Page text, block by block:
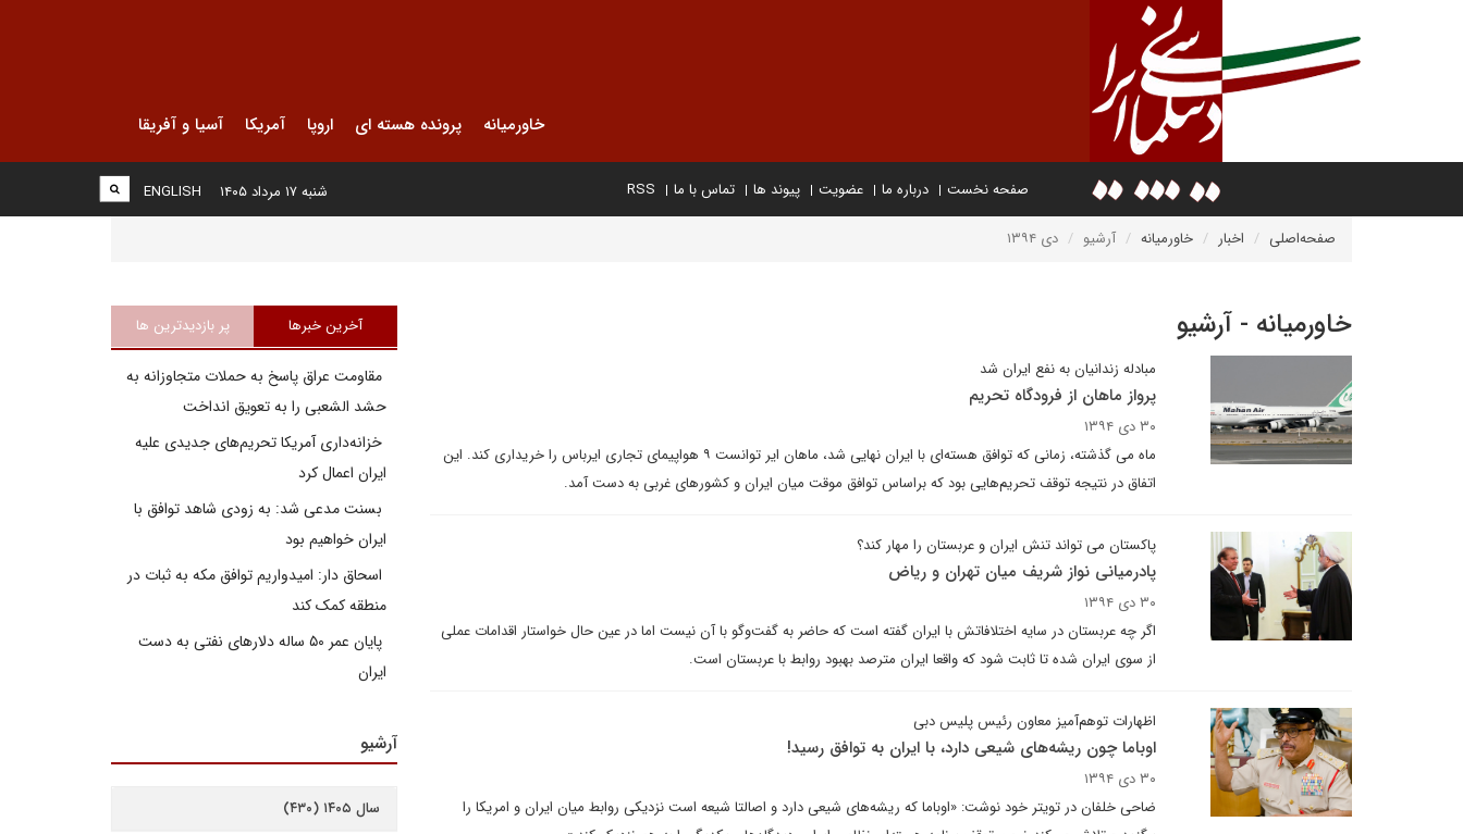
خاورمیانه پرونده هسته ای اروپا آمریکا آسیا و آفریقا
صفحه نخست درباره ما عضویت پیوند ها تماس با ما RSS
ENGLISH شنبه ۱۷ مرداد ۱۴۰۵
صفحه‌اصلی اخبار خاورمیانه آرشیو دی ۱۳۹۴
خاورمیانه - آرشیو
مبادله زندانیان به نفع ایران شد
پرواز ماهان از فرودگاه تحریم
۳۰ دی ۱۳۹۴
ماه می گذشته، زمانی که توافق هسته‌ای با ایران نهایی شد، ماهان ایر توانست ۹ هواپیمای تجاری ایرباس را خریداری کند. این
اتفاق در نتیجه توقف تحریم‌هایی بود که براساس توافق موقت میان ایران و کشورهای غربی به دست آمد.
پاکستان می تواند تنش ایران و عربستان را مهار کند؟
پادرمیانی نواز شریف میان تهران و ریاض
۳۰ دی ۱۳۹۴
اگر چه عربستان در سایه اختلافاتش با ایران گفته است که حاضر به گفت‌وگو با آن نیست اما در عین حال خواستار اقدامات عملی
از سوی ایران شده تا ثابت شود که واقعا ایران مترصد بهبود روابط با عربستان است.
اظهارات توهم‌آمیز معاون رئیس پلیس دبی
اوباما چون ریشه‌های شیعی دارد، با ایران به توافق رسید!
۳۰ دی ۱۳۹۴
ضاحی خلفان در تویتر خود نوشت: «اوباما که ریشه‌های شیعی دارد و اصالتا شیعه است نزدیکی روابط میان ایران و امریکا را
آخرین خبرها پر بازدیدترین ها
مقاومت عراق پاسخ به حملات متجاوزانه به
حشد الشعبی را به تعویق انداخت
خزانه‌داری آمریکا تحریم‌های جدیدی علیه
ایران اعمال کرد
بسنت مدعی شد: به زودی شاهد توافق با
ایران خواهیم بود
اسحاق دار: امیدواریم توافق مکه به ثبات در
منطقه کمک کند
پایان عمر ۵۰ ساله دلارهای نفتی به دست
ایران
آرشیو
سال ۱۴۰۵ (۴۳۰)